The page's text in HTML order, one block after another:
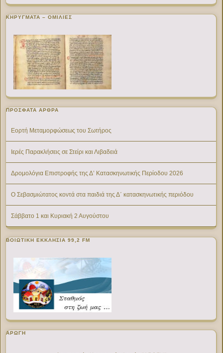
ΚΗΡΥΓΜΑΤΑ – ΟΜΙΛΙΕΣ
ΠΡΌΣΦΑΤΑ ΆΡΘΡΑ
Εορτή Μεταμορφώσεως του Σωτήρος
Ιερές Παρακλήσεις σε Στείρι και Λιβαδειά
Δρομολόγια Επιστροφής της Δ’ Κατασκηνωτικής Περίοδου 2026
Ο Σεβασμιώτατος κοντά στα παιδιά της Δ΄ κατασκηνωτικής περιόδου
Σάββατο 1 και Κυριακή 2 Αυγούστου
ΒΟΙΩΤΙΚΉ ΕΚΚΛΗΣΊΑ 99,2 FM
ΑΡΩΓΗ